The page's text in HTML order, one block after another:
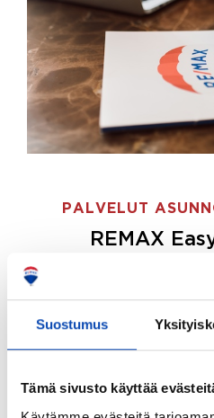
Suostumus
Tämä sivusto käyttää
PALVELUT
REMAX
ostajille.
Tee